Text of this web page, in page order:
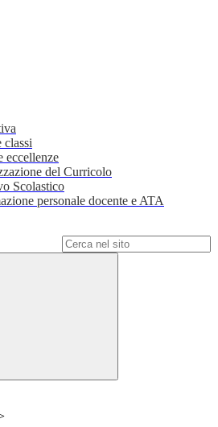
classi
eccellenze
del Curricolo
Scolastico
personale docente e ATA